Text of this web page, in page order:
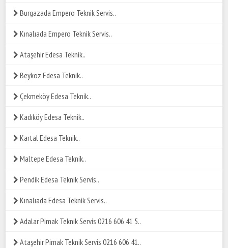
Burgazada Empero Teknik Servis..
Kınalıada Empero Teknik Servis..
Ataşehir Edesa Teknik..
Beykoz Edesa Teknik..
Çekmeköy Edesa Teknik..
Kadıköy Edesa Teknik..
Kartal Edesa Teknik..
Maltepe Edesa Teknik..
Pendik Edesa Teknik Servis..
Kınalıada Edesa Teknik Servis..
Adalar Pimak Teknik Servis 0216 606 41 5..
Ataşehir Pimak Teknik Servis 0216 606 41..